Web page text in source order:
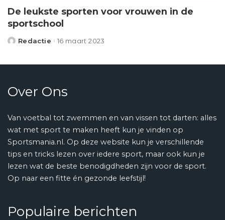
De leukste sporten voor vrouwen in de
sportschool
Posted
Redactie 16 maart 2023
Over Ons
Van voetbal tot zwemmen en van vissen tot darten: alles
wat met sport te maken heeft kun je vinden op
Sportsmania.nl. Op deze website kun je verschillende
tips en tricks lezen over iedere sport, maar ook kun je
lezen wat de beste benodigdheden zijn voor de sport.
Op naar een fitte én gezonde leefstijl!
Populaire berichten